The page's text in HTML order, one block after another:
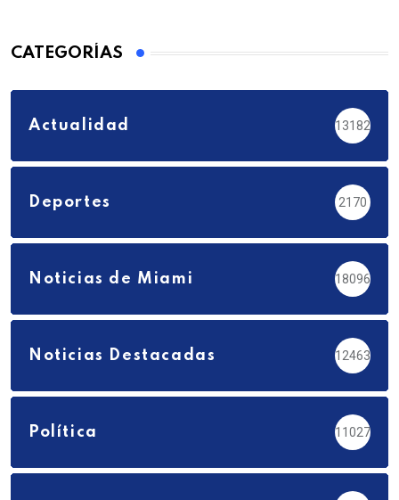
CATEGORÍAS
Actualidad 13182
Deportes 2170
Noticias de Miami 18096
Noticias Destacadas 12463
Política 11027